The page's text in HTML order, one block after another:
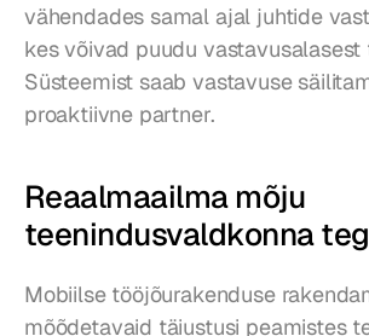
vähendades samal ajal juhtide
kes võivad puudu vastavusalasest
Süsteemist saab vastavuse
proaktiivne partner.
Reaalmaailma mõju
teenindusvaldkonna
Mobiilse tööjõurakenduse
mõõdetavaid täiustusi peamistes